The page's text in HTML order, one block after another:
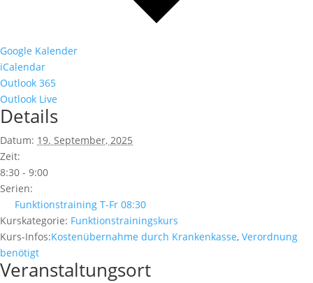
Google Kalender
iCalendar
Outlook 365
Outlook Live
Details
Datum: 19. September, 2025
Zeit:
8:30 - 9:00
Serien:
Funktionstraining T-Fr 08:30
Kurskategorie: Funktionstrainingskurs
Kurs-Infos:Kostenübernahme durch Krankenkasse, Verordnung
benötigt
Veranstaltungsort